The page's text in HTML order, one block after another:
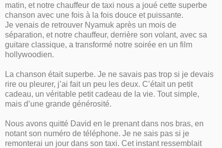
matin, et notre chauffeur de taxi nous a joué cette superbe
chanson avec une fois à la fois douce et puissante.
Je venais de retrouver Nyamuk après un mois de
séparation, et notre chauffeur, derrière son volant, avec sa
guitare classique, a transformé notre soirée en un film
hollywoodien.
La chanson était superbe. Je ne savais pas trop si je devais
rire ou pleurer, j’ai fait un peu les deux. C’était un petit
cadeau, un véritable petit cadeau de la vie. Tout simple,
mais d’une grande générosité.
Nous avons quitté David en le prenant dans nos bras, en
notant son numéro de téléphone. Je ne sais pas si je
remonterai un jour dans son taxi. Cet instant ressemblait